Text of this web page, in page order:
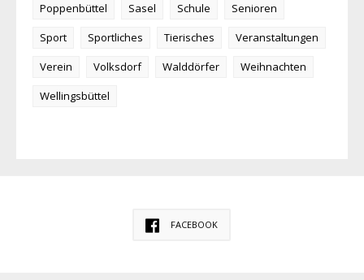
Poppenbüttel
Sasel Schule
Senioren
Sport
Sportliches Tierisches
Veranstaltungen
Verein
Volksdorf Walddörfer
Weihnachten
Wellingsbüttel
FACEBOOK